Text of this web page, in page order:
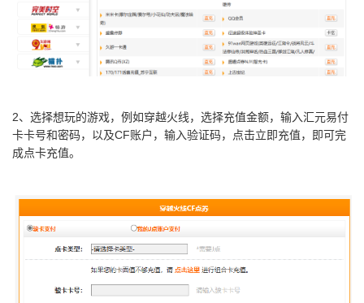
2、选择想玩的游戏，例如穿越火线，选择充值金额，输入汇元易付
卡卡号和密码，以及CF账户，输入验证码，点击立即充值，即可完
成点卡充值。